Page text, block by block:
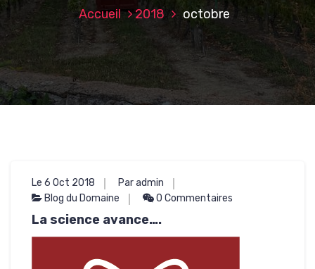
Accueil 2018 octobre
Le 6 Oct 2018
Par admin
Blog du Domaine
0 Commentaires
La science avance….